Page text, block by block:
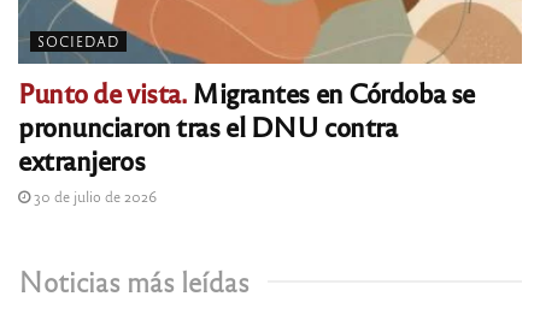
SOCIEDAD
Punto de vista.Migrantes en Córdoba se
pronunciaron tras el DNU contra
extranjeros
30 de julio de 2026
Noticias más leídas